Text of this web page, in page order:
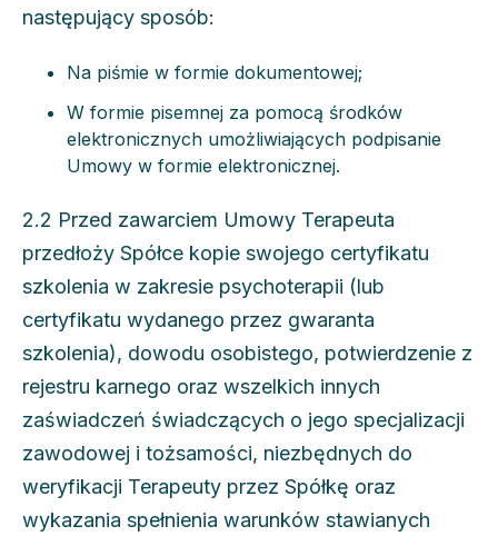
następujący sposób:
Na piśmie w formie dokumentowej;
W formie pisemnej za pomocą środków
elektronicznych umożliwiających podpisanie
Umowy w formie elektronicznej.
2.2 Przed zawarciem Umowy Terapeuta
przedłoży Spółce kopie swojego certyfikatu
szkolenia w zakresie psychoterapii (lub
certyfikatu wydanego przez gwaranta
szkolenia), dowodu osobistego, potwierdzenie z
rejestru karnego oraz wszelkich innych
zaświadczeń świadczących o jego specjalizacji
zawodowej i tożsamości, niezbędnych do
weryfikacji Terapeuty przez Spółkę oraz
wykazania spełnienia warunków stawianych